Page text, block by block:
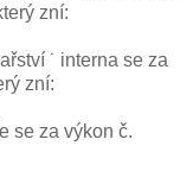
zní:
˙ interna se za
zní:
se za výkon č.